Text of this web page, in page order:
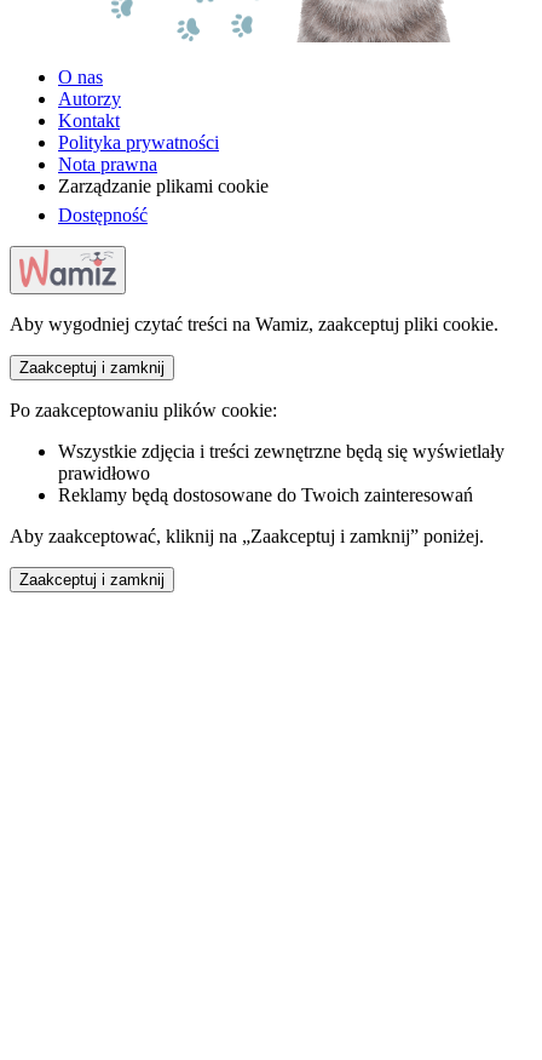
O nas
Autorzy
Kontakt
Polityka prywatności
Nota prawna
Zarządzanie plikami cookie
Dostępność
Aby wygodniej czytać treści na Wamiz, zaakceptuj pliki cookie.
Zaakceptuj i zamknij
Po zaakceptowaniu plików cookie:
Wszystkie zdjęcia i treści zewnętrzne będą się wyświetlały
prawidłowo
Reklamy będą dostosowane do Twoich zainteresowań
Aby zaakceptować, kliknij na „Zaakceptuj i zamknij” poniżej.
Zaakceptuj i zamknij